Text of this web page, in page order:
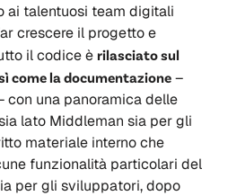
ai talentuosi team digitali
crescere il progetto e
il codice è rilasciato sul
come la documentazione –
con una panoramica delle
lato Middleman sia per gli
materiale interno che
funzionalità particolari del
per gli sviluppatori, dopo